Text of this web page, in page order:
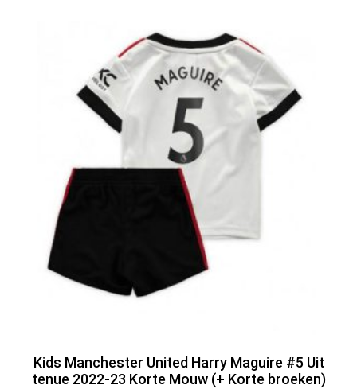
Kids Manchester United Harry Maguire #5 Uit
tenue 2022-23 Korte Mouw (+ Korte broeken)